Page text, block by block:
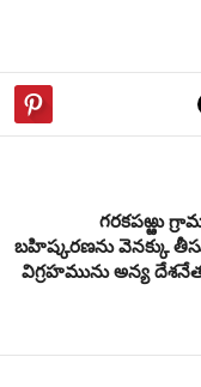
గరకపఱ్ఱు
బహిష్కరణను వెనక్కు
విగ్రహమును అన్య